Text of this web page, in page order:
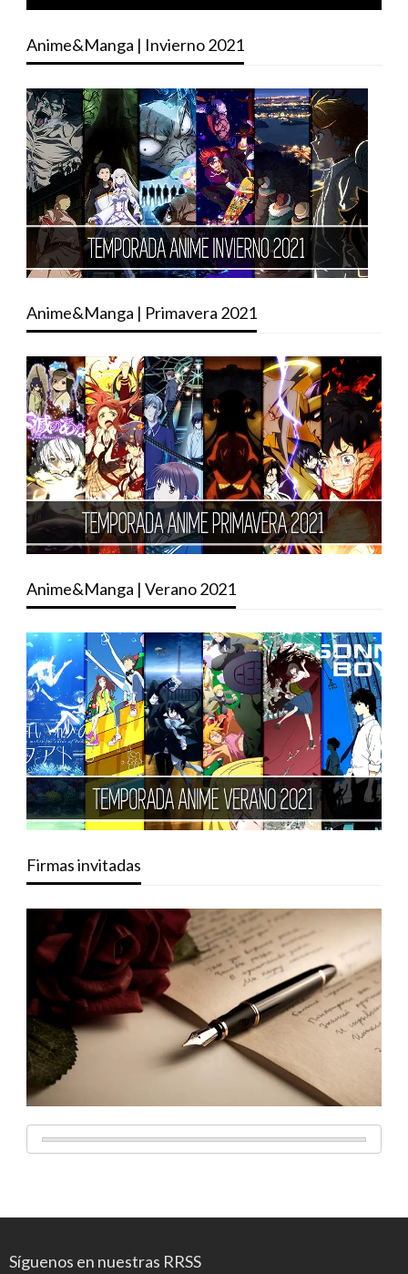
Anime&Manga | Invierno 2021
Anime&Manga | Primavera 2021
Anime&Manga | Verano 2021
Firmas invitadas
Síguenos en nuestras RRSS